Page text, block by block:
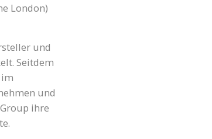
London)
und
Seitdem
und
ihre